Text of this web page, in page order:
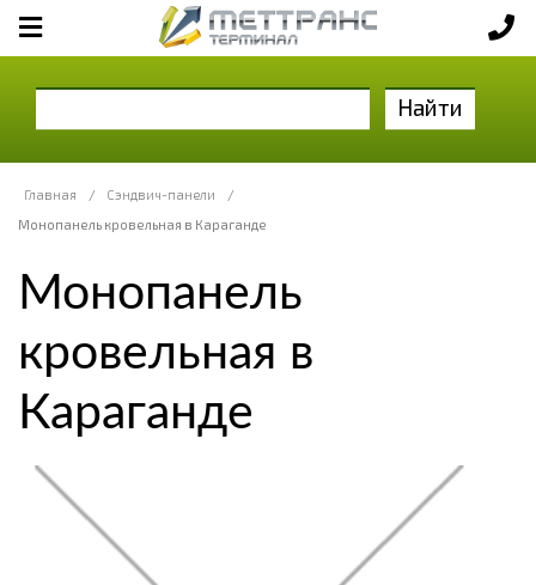
Найти
Главная / Сэндвич-панели
/
Монопанель кровельная в Караганде
Монопанель
кровельная в
Караганде